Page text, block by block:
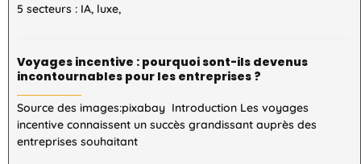
5 secteurs : IA, luxe,
Voyages incentive : pourquoi sont-ils devenus
incontournables pour les entreprises ?
Source des images:pixabay Introduction Les voyages
incentive connaissent un succès grandissant auprès des
entreprises souhaitant